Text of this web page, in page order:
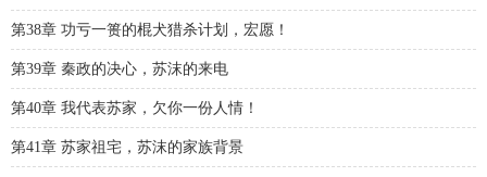
第38章 功亏一篑的棍犬猎杀计划，宏愿！
第39章 秦政的决心，苏沫的来电
第40章 我代表苏家，欠你一份人情！
第41章 苏家祖宅，苏沫的家族背景